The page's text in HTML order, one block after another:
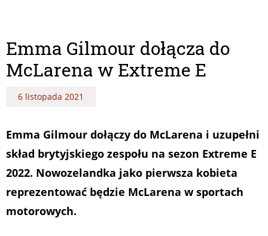
Emma Gilmour dołącza do
McLarena w Extreme E
6 listopada 2021
Emma Gilmour dołączy do McLarena i uzupełni
skład brytyjskiego zespołu na sezon Extreme E
2022. Nowozelandka jako pierwsza kobieta
reprezentować będzie McLarena w sportach
motorowych.